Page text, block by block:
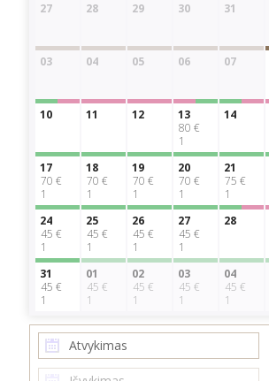
27
28 29 30 31
03 04 05 06 07
10
11 12
13
80 €
1
14
17
70 €
1
18
70 €
1
19
70 €
1
20
70 €
1
21
75 €
1
24
45 €
1
25
45 €
1
26
45 €
1
27
45 €
1
28
31
45 €
1
01
45 €
1
02
45 €
1
03
45 €
1
04
45 €
1